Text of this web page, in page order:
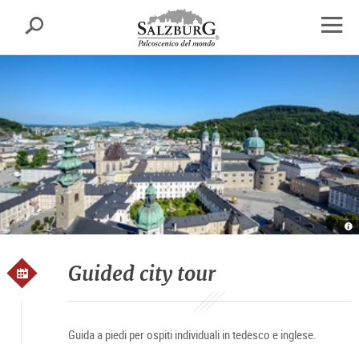
sr.skipnav.Zum
Inhalt
springen
sr.skipnav.Zum
Hauptmenü
springen
sr.skipnav.Zu
den
Kontaktinformationen
cerca
Guided city tour
Guida a piedi per ospiti individuali in tedesco e inglese.